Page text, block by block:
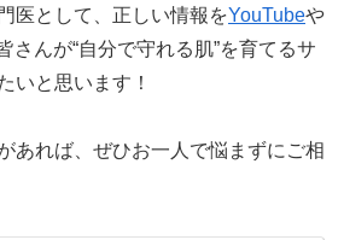
医として、正しい情報をYouTubeや
さんが“自分で守れる肌”を育てるサ
いと思います！
あれば、ぜひお一人で悩まずにご相